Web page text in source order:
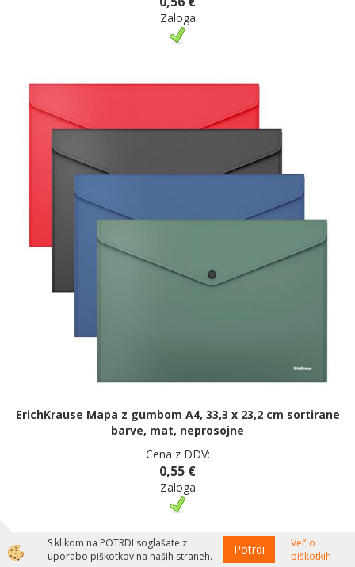
Zaloga
ErichKrause Mapa z gumbom A4, 33,3 x 23,2 cm sortirane
barve, mat, neprosojne
Cena z DDV:
0,55 €
Zaloga
S klikom na POTRDI soglašate z
uporabo piškotkov na naših straneh.
Potrdi
Več o
piškotkih